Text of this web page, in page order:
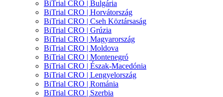
BiTrial CRO | Bulgária
BiTrial CRO | Horvátország
BiTrial CRO | Cseh Köztársaság
BiTrial CRO | Grúzia
BiTrial CRO | Magyarország
BiTrial CRO | Moldova
BiTrial CRO | Montenegró
BiTrial CRO | Észak-Macedónia
BiTrial CRO | Lengyelország
BiTrial CRO | Románia
BiTrial CRO | Szerbia